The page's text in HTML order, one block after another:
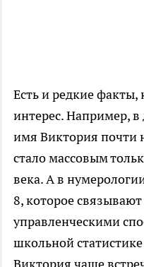
Есть и редкие
интерес. Например,
имя Виктория почти
стало массовым
века. А в
8, которое
управленческими
школьной